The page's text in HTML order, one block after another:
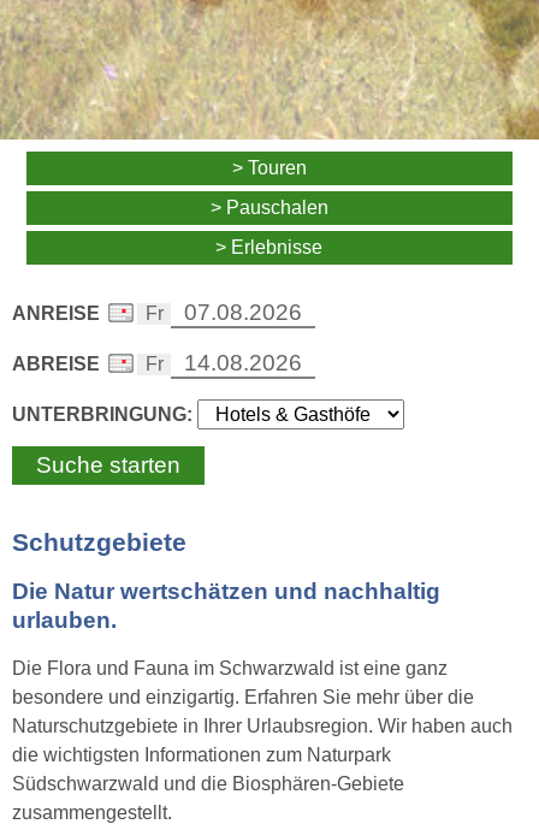
> Touren
> Pauschalen
> Erlebnisse
ANREISE
ABREISE
UNTERBRINGUNG:
Schutzgebiete
Die Natur wertschätzen und nachhaltig
urlauben.
Die Flora und Fauna im Schwarzwald ist eine ganz
besondere und einzigartig. Erfahren Sie mehr über die
Naturschutzgebiete in Ihrer Urlaubsregion. Wir haben auch
die wichtigsten Informationen zum Naturpark
Südschwarzwald und die Biosphären-Gebiete
zusammengestellt.